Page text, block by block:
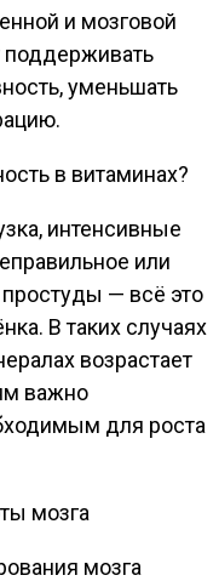
и мозговой
поддерживать
уменьшать
в витаминах?
интенсивные
или
— всё это
В таких случаях
возрастает
важно
для роста
мозга
мозга